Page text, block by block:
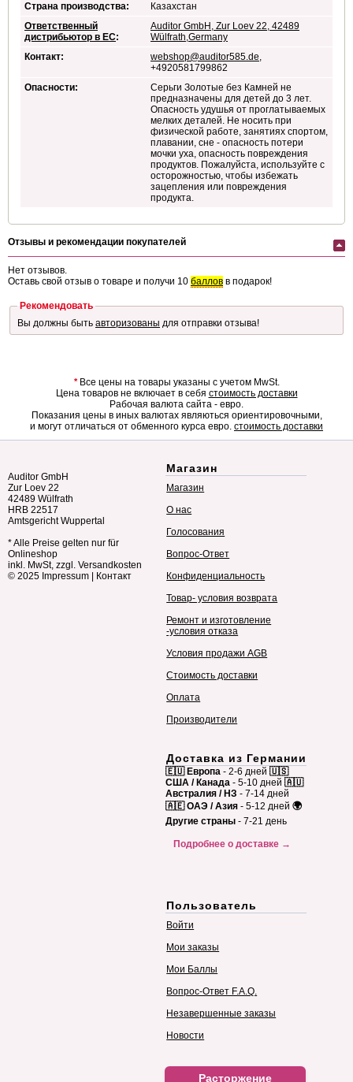
Страна производства:
Казахстан
Ответственный
дистрибьютор в ЕС:
Auditor GmbH, Zur Loev 22, 42489
Wülfrath,Germany
Контакт:
webshop@auditor585.de,
+4920581799862
Опасности:
Серьги Золотые без Камней не
предназначены для детей до 3 лет.
Опасность удушья от проглатываемых
мелких деталей. Не носить при
физической работе, занятиях спортом,
плавании, сне - опасность потери
мочки уха, опасность повреждения
продуктов. Пожалуйста, используйте с
осторожностью, чтобы избежать
зацепления или повреждения
продукта.
Отзывы и рекомендации покупателей
Нет отзывов.
Оставь свой отзыв о товаре и получи 10 баллов в подарок!
Рекомендовать
Вы должны быть авторизованы для отправки отзыва!
*Все цены на товары указаны с учетом MwSt.
Цена товаров не включает в себя стоимость доставки
Рабочая валюта сайта - евро.
Показания цены в иных валютах являються ориентировочными,
и могут отличаться от обменного курса евро. стоимость доставки
Auditor GmbH
Zur Loev 22
42489 Wülfrath
HRB 22517
Amtsgericht Wuppertal
* Alle Preise gelten nur für
Onlineshop
inkl. MwSt, zzgl. Versandkosten
© 2025 Impressum Контакт
Магазин
Магазин
О нас
Голосования
Вопрос-Ответ
Конфиденциальность
Товар- условия возврата
Ремонт и изготовление
-условия отказа
Условия продажи AGB
Стоимость доставки
Оплата
Производители
Доставка из Германии
🇪🇺 Европа - 2-6 дней 🇺🇸
США / Канада - 5-10 дней 🇦🇺
Австралия / НЗ - 7-14 дней
🇦🇪 ОАЭ / Азия - 5-12 дней 🌍
Другие страны - 7-21 день
Подробнее о доставке →
Пользователь
Войти
Мои заказы
Мои Баллы
Вопрос-Ответ F.A.Q.
Незавершенные заказы
Новости
Расторжение